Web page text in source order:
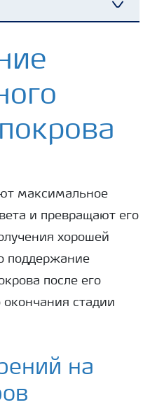
максимальное
и превращают его
хорошей
поддержание
после его
стадии
на